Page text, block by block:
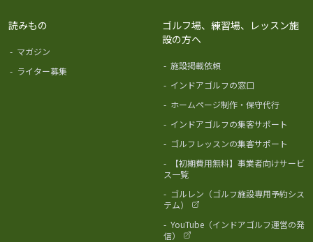
読みもの
- マガジン
- ライター募集
ゴルフ場、練習場、レッスン施
設の方へ
- 施設掲載依頼
- インドアゴルフの窓口
- ホームページ制作・保守代行
- インドアゴルフの集客サポート
- ゴルフレッスンの集客サポート
-
【初期費用無料】事業者向けサービ
ス一覧
- ゴルレン（ゴルフ施設専用予約シス
テム）
- YouTube（インドアゴルフ運営の発
信）